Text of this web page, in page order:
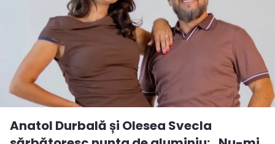
Anatol Durbală și Olesea Svecla